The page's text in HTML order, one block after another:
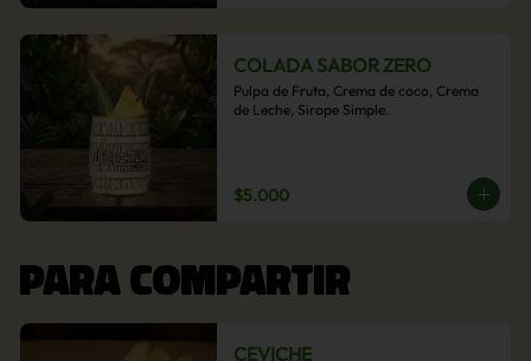
COLADA SABOR ZERO
Pulpa de Fruta, Crema de coco, Crema
de Leche, Sirope Simple.
$5.000
PARA COMPARTIR
CEVICHE